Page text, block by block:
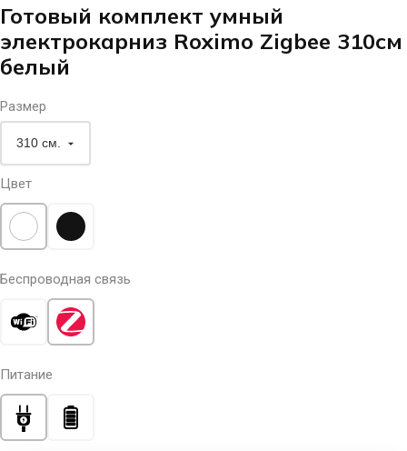
Готовый комплект умный
электрокарниз Roximo Zigbee 310см
белый
Размер
Цвет
Беспроводная связь
Питание